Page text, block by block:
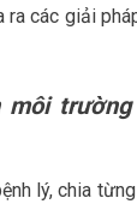
các giải
môi
lý, chia